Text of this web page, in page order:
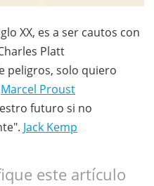
XX, es a ser cautos con
Platt
peligros, solo quiero
Marcel Proust
futuro si no
Jack Kemp
este artículo